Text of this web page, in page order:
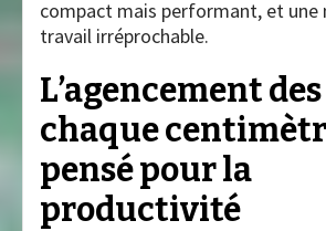
compact mais performant, et une
travail irréprochable.
L’agencement des
chaque
pensé pour la
productivité